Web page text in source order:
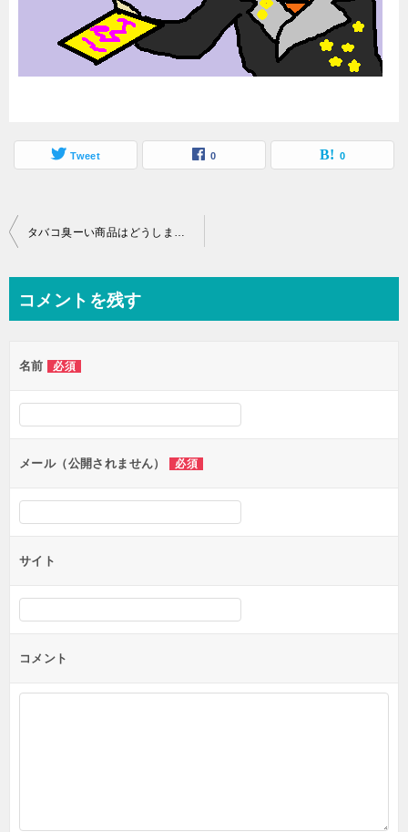
Tweet 0 0
投
ビ
ー
シ
ン
タバコ臭ーい商品はどうしましょう？
コメントを残す
名前 必須
メール（公開されません） 必須
サイト
コメント